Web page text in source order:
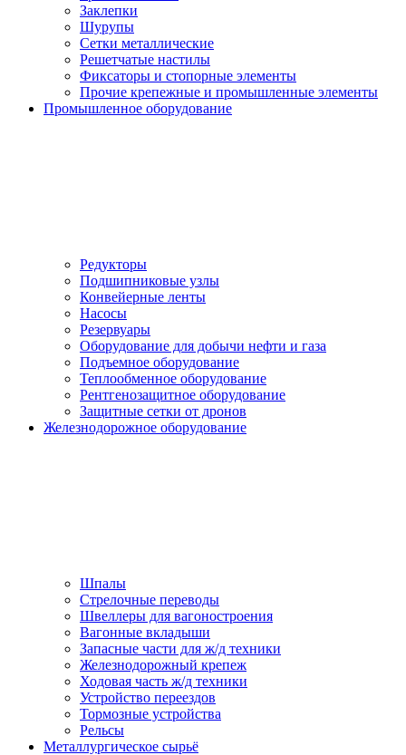
Заклепки
Шурупы
Сетки металлические
Решетчатые настилы
Фиксаторы и стопорные элементы
Прочие крепежные и промышленные элементы
Промышленное оборудование
Редукторы
Подшипниковые узлы
Конвейерные ленты
Насосы
Резервуары
Оборудование для добычи нефти и газа
Подъемное оборудование
Теплообменное оборудование
Рентгенозащитное оборудование
Защитные сетки от дронов
Железнодорожное оборудование
Шпалы
Стрелочные переводы
Швеллеры для вагоностроения
Вагонные вкладыши
Запасные части для ж/д техники
Железнодорожный крепеж
Ходовая часть ж/д техники
Устройство переездов
Тормозные устройства
Рельсы
Металлургическое сырьё